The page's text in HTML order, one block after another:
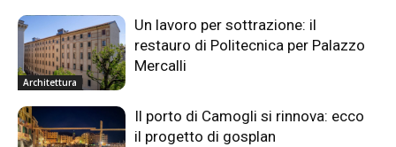
Architettura
Un lavoro per sottrazione: il
restauro di Politecnica per Palazzo
Mercalli
Il porto di Camogli si rinnova: ecco
il progetto di gosplan